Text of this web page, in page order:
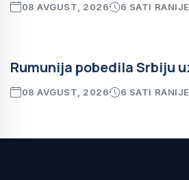
08 AVGUST, 2026 6 SATI RANIJE
Rumunija pobedila Srbiju
08 AVGUST, 2026 6 SATI RANIJE